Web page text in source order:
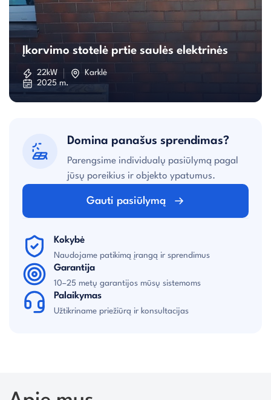
Įkorvimo
stotelė
Įkorvimo stotelė prtie saulės elektrinės
22kW
Karklė
2025 m.
Domina panašus sprendimas?
Parengsime individualų pasiūlymą pagal
jūsų poreikius ir objekto ypatumus.
Gauti pasiūlymą
Kokybė
Naudojame patikimą įrangą ir sprendimus
Garantija
10–25 metų garantijos mūsų sistemoms
Palaikymas
Užtikriname priežiūrą ir konsultacijas